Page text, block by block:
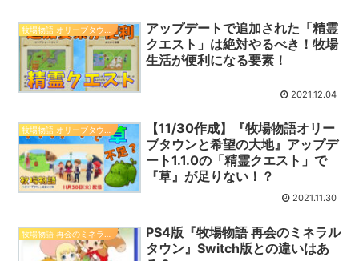
アップデートで追加された「精霊
クエスト」は絶対やるべき！牧場
生活が便利になる要素！
2021.12.04
牧場物語 オリーブタウンと希望の大地
【11/30作成】『牧場物語オリー
ブタウンと希望の大地』アップデ
ート1.1.0の「精霊クエスト」で
『草』が足りない！？
2021.11.30
PS4版『牧場物語 再会のミネラル
タウン』Switch版との違いはあ